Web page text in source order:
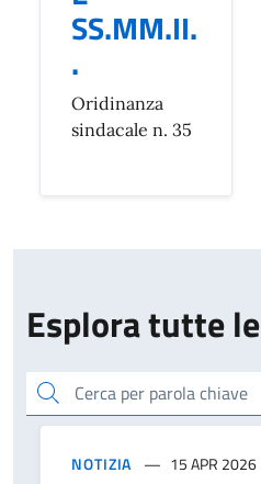
SS.MM.II.
.
Oridinanza
sindacale n. 35
Esplora tutte
Cerca per parola chiave
NOTIZIA 15 APR 2026